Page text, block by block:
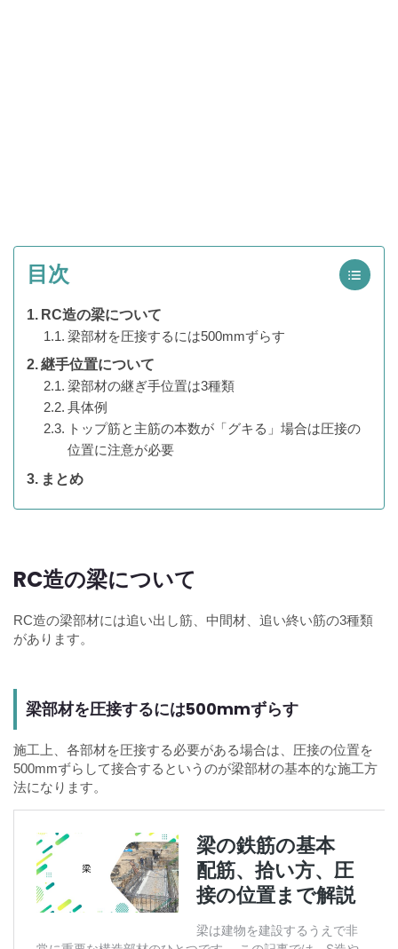
目次
RC造の梁について
梁部材を圧接するには500mmずらす
継手位置について
梁部材の継ぎ手位置は3種類
具体例
トップ筋と主筋の本数が「グキる」場合は圧接の
位置に注意が必要
まとめ
RC造の梁について
RC造の梁部材には追い出し筋、中間材、追い終い筋の3種類
があります。
梁部材を圧接するには500mmずらす
施工上、各部材を圧接する必要がある場合は、圧接の位置を
500mmずらして接合するというのが梁部材の基本的な施工方
法になります。